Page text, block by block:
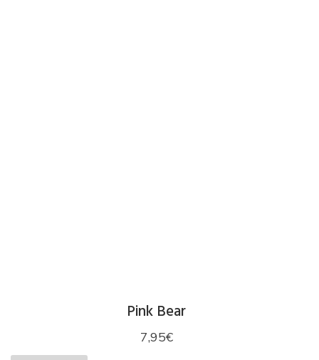
Pink Bear
7,95€